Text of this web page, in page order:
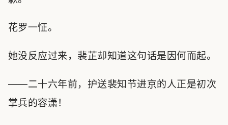
花罗一怔。
她没反应过来，裴芷却知道这句话是因何而起。
——二十六年前，护送裴知节进京的人正是初次
掌兵的容潇！